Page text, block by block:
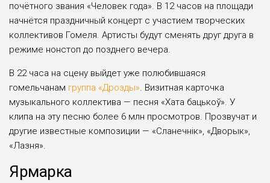
почётного звания «Человек года». В 12 часов на площади
начнётся праздничный концерт с участием творческих
коллективов Гомеля. Артисты будут сменять друг друга в
режиме нон­стоп до позднего вечера.
В 22 часа на сцену выйдет уже полюбившаяся
гомельчанам группа «Дрозды». Визитная карточка
музыкального коллектива — песня «Хата бацькоў». У
клипа на эту песню более 6 млн просмотров. Прозвучат и
другие известные композиции — «Сланечнік», «Дворык»,
«Лазня».
Ярмарка